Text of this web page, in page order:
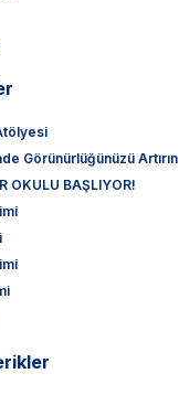
Görünürlüğünüzü Artırın
OKULU BAŞLIYOR!